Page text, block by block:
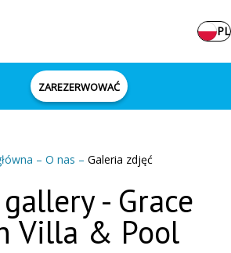
PL
ZAREZERWOWAĆ
– O nas – Galeria zdjęć
- Grace
Villa & Pool